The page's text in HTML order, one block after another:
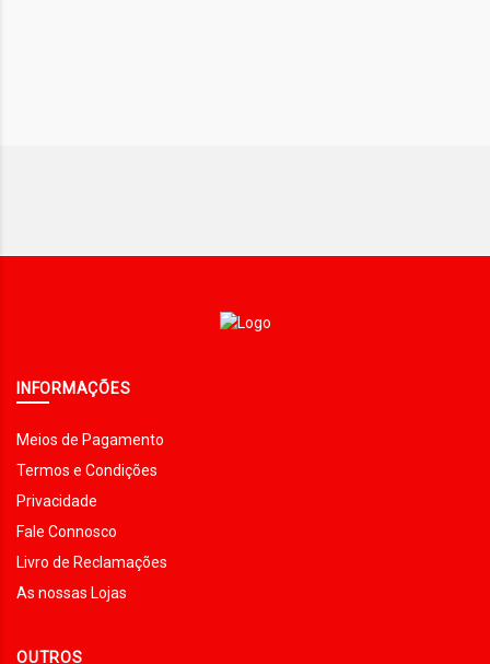
INFORMAÇÕES
Meios de Pagamento
Termos e Condições
Privacidade
Fale Connosco
Livro de Reclamações
As nossas Lojas
OUTROS